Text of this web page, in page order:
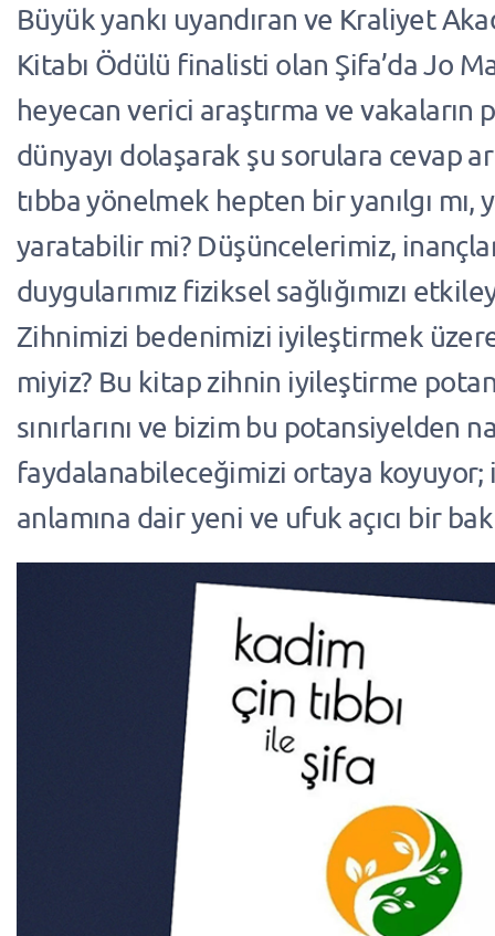
Büyük yankı uyandıran ve Kraliyet
Kitabı Ödülü finalisti olan Şifa’da Jo
heyecan verici araştırma ve vakaların
dünyayı dolaşarak şu sorulara cevap
tıbba yönelmek hepten bir yanılgı mı,
yaratabilir mi? Düşüncelerimiz,
duygularımız fiziksel sağlığımızı
Zihnimizi bedenimizi iyileştirmek
miyiz? Bu kitap zihnin iyileştirme
sınırlarını ve bizim bu potansiyelden
faydalanabileceğimizi ortaya koyuyor;
anlamına dair yeni ve ufuk açıcı bir